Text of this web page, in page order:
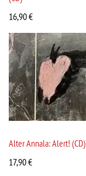
16,90€
Alter Annala: Alert! (CD)
17,90€